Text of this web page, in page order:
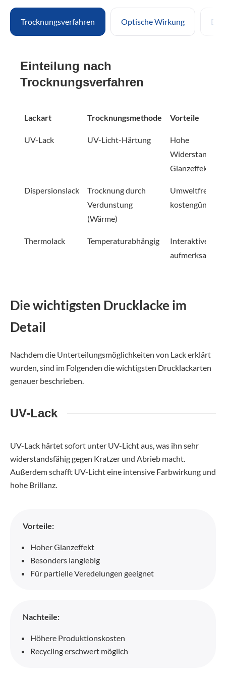
Trocknungsverfahren Optische Wirkung
Einteilung nach
Trocknungsverfahren
Lackart Trocknungsmethode Vorteile
UV-Lack UV-Licht-Härtung
Hohe
Glanzeffekt
Dispersionslack
Trocknung durch
Verdunstung
(Wärme)
kostengünstig
Thermolack Temperaturabhängig
Interaktiver
Die wichtigsten Drucklacke im
Detail
Nachdem die Unterteilungsmöglichkeiten von Lack erklärt
wurden, sind im Folgenden die wichtigsten Drucklackarten
genauer beschrieben.
UV-Lack
UV-Lack härtet sofort unter UV-Licht aus, was ihn sehr
widerstandsfähig gegen Kratzer und Abrieb macht.
Außerdem schafft UV-Licht eine intensive Farbwirkung und
hohe Brillanz.
Vorteile:
Hoher Glanzeffekt
Besonders langlebig
Für partielle Veredelungen geeignet
Nachteile:
Höhere Produktionskosten
Recycling erschwert möglich